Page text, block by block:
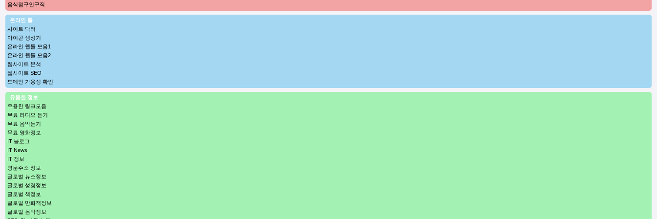
음식점구인구직
온라인 툴
사이트 닥터
아이콘 생성기
온라인 웹툴 모음1
온라인 웹툴 모음2
웹사이트 분석
웹사이트 SEO
도메인 가용성 확인
유용한 정보
유용한 링크모음
무료 라디오 듣기
무료 음악듣기
무료 영화정보
IT 블로그
IT News
IT 정보
영문주소 정보
글로벌 뉴스정보
글로벌 성경정보
글로벌 책정보
글로벌 만화책정보
글로벌 음악정보